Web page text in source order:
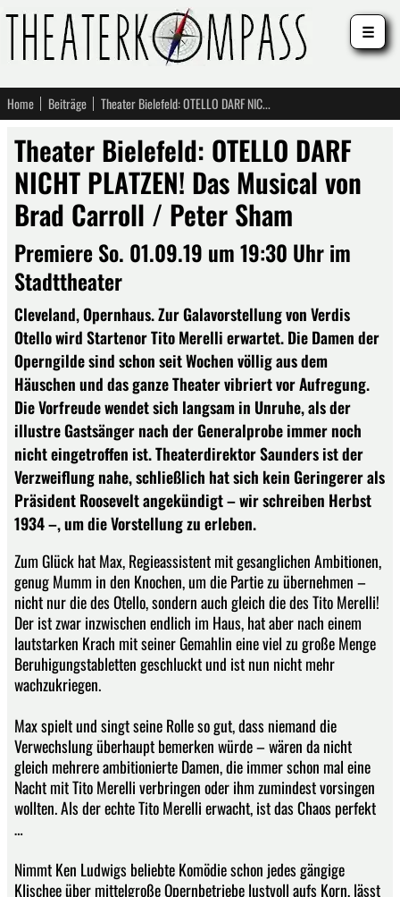
Home Beiträge Theater Bielefeld: OTELLO DARF NICHT PLATZEN! Das Musical von Brad Carroll / Peter Sham
Theater Bielefeld: OTELLO DARF
NICHT PLATZEN! Das Musical von
Brad Carroll / Peter Sham
Premiere So. 01.09.19 um 19:30 Uhr im
Stadttheater
Cleveland, Opernhaus. Zur Galavorstellung von Verdis
Otello wird Startenor Tito Merelli erwartet. Die Damen der
Operngilde sind schon seit Wochen völlig aus dem
Häuschen und das ganze Theater vibriert vor Aufregung.
Die Vorfreude wendet sich langsam in Unruhe, als der
illustre Gastsänger nach der Generalprobe immer noch
nicht eingetroffen ist. Theaterdirektor Saunders ist der
Verzweiflung nahe, schließlich hat sich kein Geringerer als
Präsident Roosevelt angekündigt – wir schreiben Herbst
1934 –, um die Vorstellung zu erleben.
Zum Glück hat Max, Regieassistent mit gesanglichen Ambitionen,
genug Mumm in den Knochen, um die Partie zu übernehmen –
nicht nur die des Otello, sondern auch gleich die des Tito Merelli!
Der ist zwar inzwischen endlich im Haus, hat aber nach einem
lautstarken Krach mit seiner Gemahlin eine viel zu große Menge
Beruhigungstabletten geschluckt und ist nun nicht mehr
wachzukriegen.
Max spielt und singt seine Rolle so gut, dass niemand die
Verwechslung überhaupt bemerken würde – wären da nicht
gleich mehrere ambitionierte Damen, die immer schon mal eine
Nacht mit Tito Merelli verbringen oder ihm zumindest vorsingen
wollten. Als der echte Tito Merelli erwacht, ist das Chaos perfekt
…
Nimmt Ken Ludwigs beliebte Komödie schon jedes gängige
Klischee über mittelgroße Opernbetriebe lustvoll aufs Korn, lässt
☰